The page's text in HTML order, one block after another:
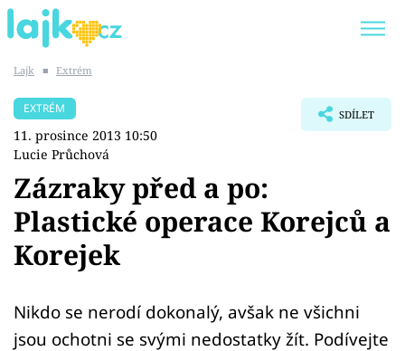
SHOPAHOLICADEL
Témata
Showbyznys
Youtubeři
Lajk ■ Extrém
EXTRÉM
11. prosince 2013 10:50
Lucie Průchová
SDÍLET
Zázraky před a po:
Plastické operace Korejců a
Korejek
Nikdo se nerodí dokonalý, avšak ne všichni
jsou ochotni se svými nedostatky žít. Podívejte